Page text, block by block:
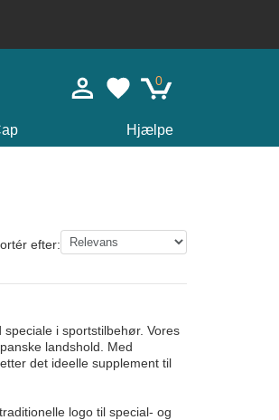
0
Hjælpe
efter:
i sportstilbehør. Vores
landshold. Med
det ideelle supplement til
logo til special- og